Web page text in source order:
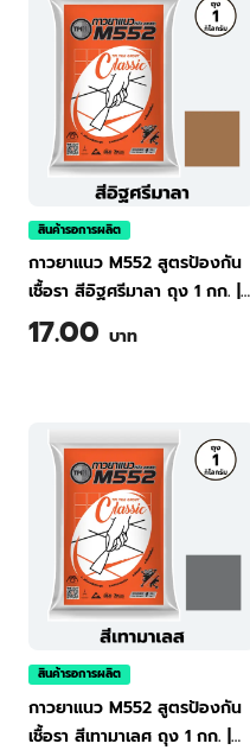
สินค้ารอการผลิต
กาวยาแนว M552 สูตรป้องกัน
เชื้อรา สีอิฐศรีมาลา ถุง 1 กก.
TPI Tile Grout Classic M552
(Brick) 1 kg
17.00 บาท
สินค้ารอการผลิต
กาวยาแนว M552 สูตรป้องกัน
เชื้อรา สีเทามาเลศ ถุง 1 กก. |